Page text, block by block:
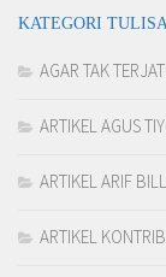
KATEGORI
AGAR TAK
ARTIKEL AGUS
ARTIKEL ARIF
ARTIKEL